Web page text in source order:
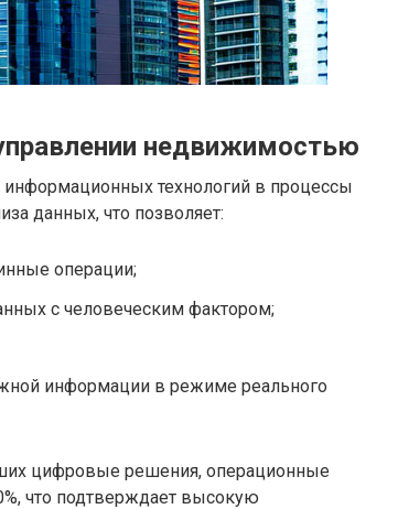
недвижимостью
технологий в процессы
данных, что позволяет:
операции;
с человеческим фактором;
информации в режиме реального
цифровые решения, операционные
что подтверждает высокую